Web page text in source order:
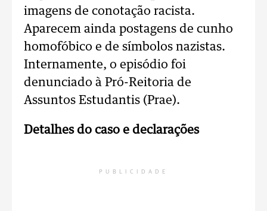
imagens de conotação racista.
Aparecem ainda postagens de cunho
homofóbico e de símbolos nazistas.
Internamente, o episódio foi
denunciado à Pró-Reitoria de
Assuntos Estudantis (Prae).
Detalhes do caso e declarações
PUBLICIDADE